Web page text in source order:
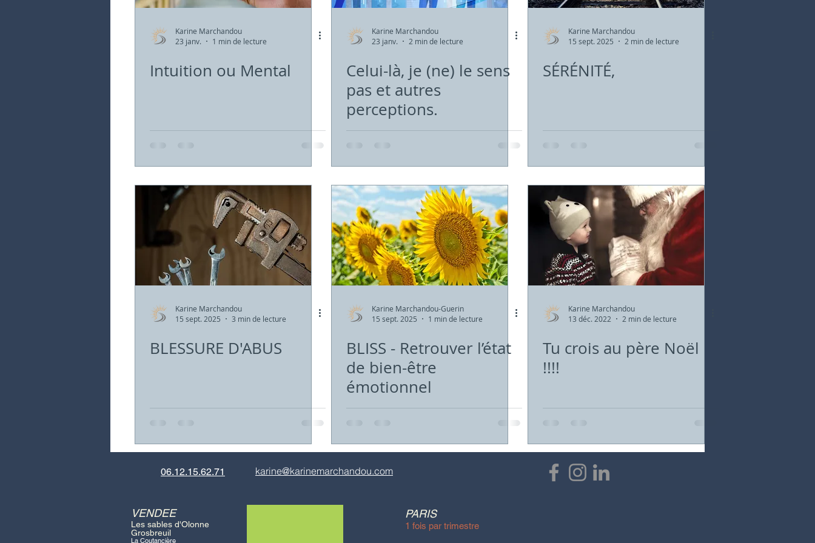
Karine Marchandou
23 janv.
1 min de lecture
Intuition ou Mental
Karine Marchandou
23 janv.
2 min de lecture
Celui-là, je (ne) le sens
pas et autres
perceptions.
Karine Marchandou
15 sept. 2025
2 min de lecture
SÉRÉNITÉ,
Karine Marchandou
15 sept. 2025
3 min de lecture
BLESSURE D'ABUS
Karine Marchandou-Guerin
15 sept. 2025
1 min de lecture
BLISS - Retrouver l’état
de bien-être
émotionnel
Karine Marchandou
13 déc. 2022
2 min de lecture
Tu crois au père Noël
!!!!
06.12.15.62.71 karine@karinemarchandou.com
VENDEE
Les sables d'Olonne
Grosbreuil
La Coutancière
PARIS
1 fois par trimestre